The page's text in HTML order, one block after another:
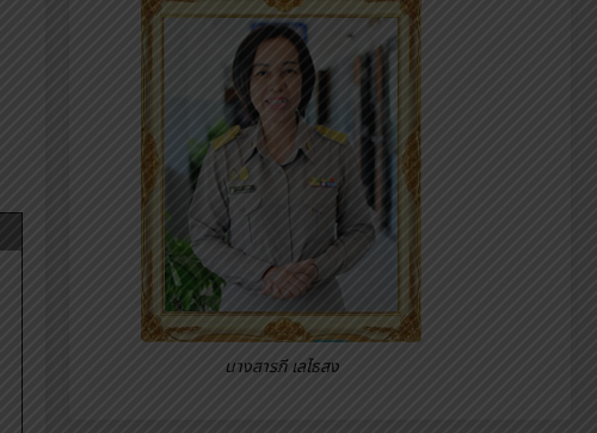
นางสารภี เลไธสง